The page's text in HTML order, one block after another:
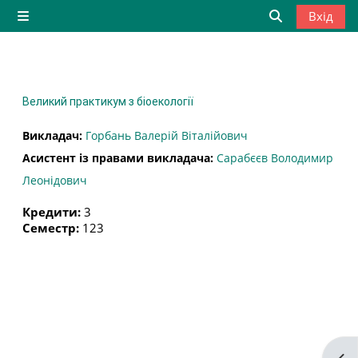
Перейти до головного вмісту
Бокова панель
Вхід
Великий практикум з біоекології
Викладач: Горбань Валерій Віталійович
Асистент із правами викладача: Сарабєєв Володимир
Леонідович
Кредити: 3
Семестр: 123